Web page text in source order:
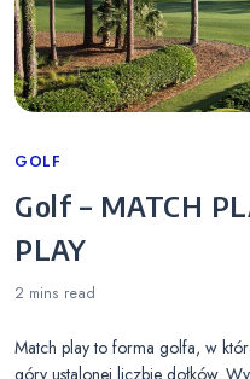
Categories
GOLF
Golf – MATCH
PLAY
2 mins read
Match play to forma golfa, w
góry ustalonej liczbie dołków.